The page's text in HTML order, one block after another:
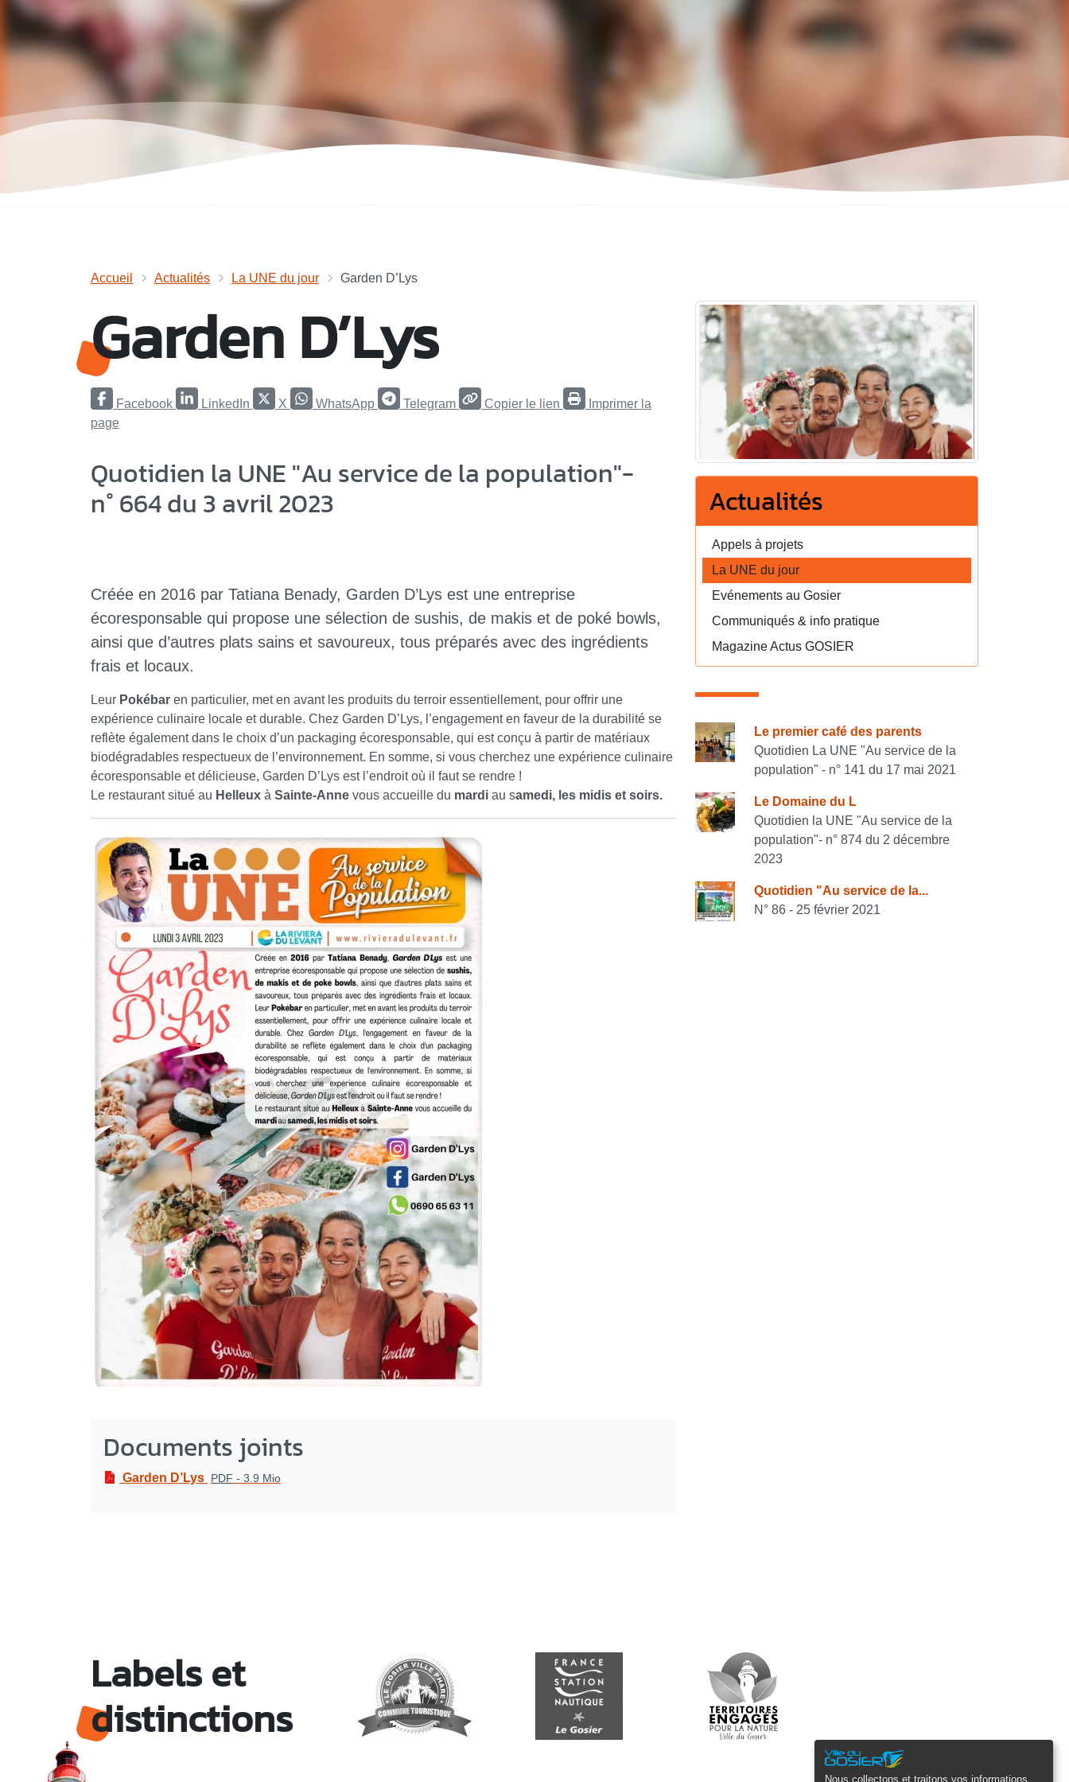
Nous collectons et traitons vos informations
Accueil Actualités La UNE du jour Garden D’Lys
Garden D’Lys
Facebook LinkedIn X WhatsApp Telegram Copier le lien
Imprimer la
page
Quotidien la UNE "Au service de la population"-
n° 664 du 3 avril 2023
Créée en 2016 par Tatiana Benady, Garden D’Lys est une entreprise
écoresponsable qui propose une sélection de sushis, de makis et de poké bowls,
ainsi que d’autres plats sains et savoureux, tous préparés avec des ingrédients
frais et locaux.
Leur Pokébar en particulier, met en avant les produits du terroir essentiellement, pour offrir une
expérience culinaire locale et durable. Chez Garden D’Lys, l’engagement en faveur de la durabilité se
reflète également dans le choix d’un packaging écoresponsable, qui est conçu à partir de matériaux
biodégradables respectueux de l’environnement. En somme, si vous cherchez une expérience culinaire
écoresponsable et délicieuse, Garden D’Lys est l’endroit où il faut se rendre !
Le restaurant situé au Helleux à Sainte-Anne vous accueille du mardi au samedi, les midis et soirs.
Documents joints
Garden D’Lys PDF - 3.9 Mio
Actualités
Appels à projets
La UNE du jour
Evénements au Gosier
Communiqués & info pratique
Magazine Actus GOSIER
Consulter également
Le premier café des parents
Quotidien La UNE "Au service de la
population" - n° 141 du 17 mai 2021
Le Domaine du L
Quotidien la UNE "Au service de la
population"- n° 874 du 2 décembre
2023
Quotidien "Au service de la...
N° 86 - 25 février 2021
Labels et
distinctions